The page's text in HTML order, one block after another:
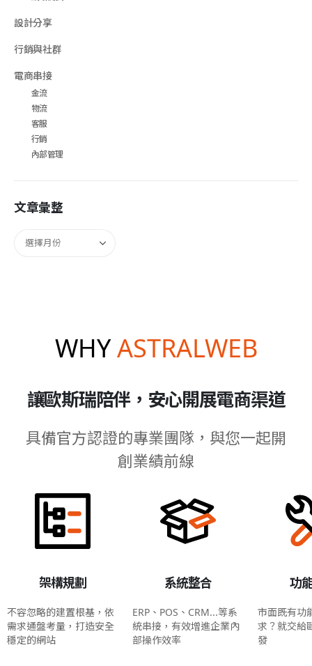
設計分享
行銷與社群
電商串接
金流
物流
客服
行銷
內部管理
文章彙整
WHYASTRALWEB
讓歐斯瑞陪伴，安心開展電商渠道
具備官方認證的專業團隊，與您一起開
創業績前線
架構規劃
不容忽略的建置根基，依
需求通盤考量，打造安全
穩定的網站
系統整合
ERP、POS、CRM...等系
統串接，有效增進企業內
部操作效率
功
市面既有功
求？就交給
發